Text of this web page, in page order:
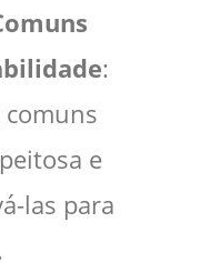
:
comuns
e
las para